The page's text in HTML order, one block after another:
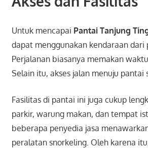
Untuk mencapai Pantai Tanjung
dapat menggunakan kendaraan dari
Perjalanan biasanya memakan
Selain itu, akses jalan menuju pantai
Fasilitas di pantai ini juga cukup
parkir, warung makan, dan tempat
beberapa penyedia jasa
peralatan snorkeling. Oleh karena